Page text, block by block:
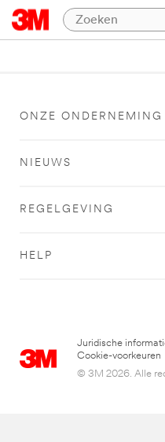
ONZE ONDERNEMING
NIEUWS
REGELGEVING
HELP
Juridische
Cookie-voorkeuren
© 3M 2026. Alle